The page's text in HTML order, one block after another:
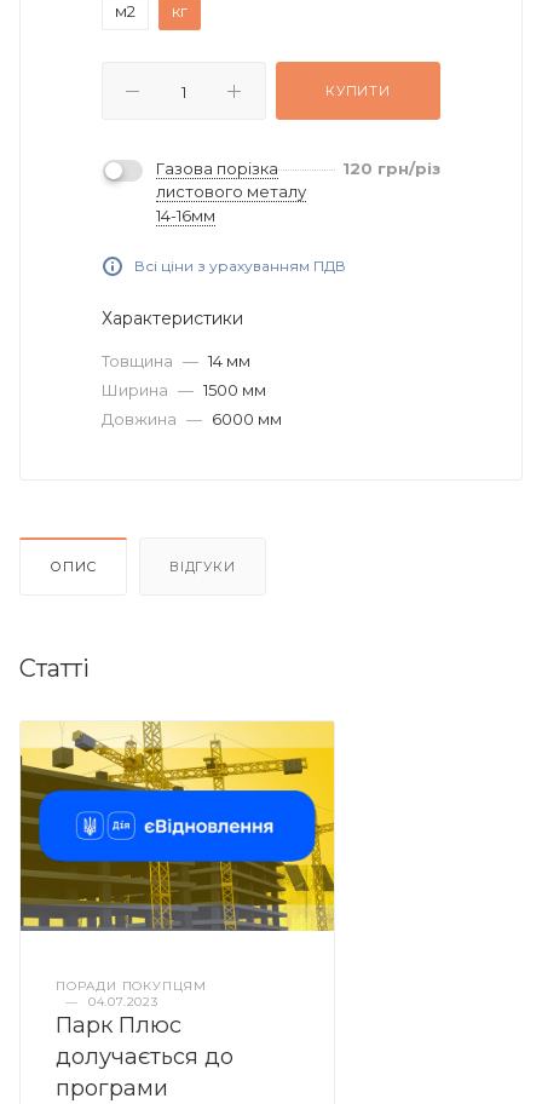
м2
кг
КУПИТИ
Газова порізка
листового металу
14-16мм
120 грн/різ
Всі ціни з урахуванням ПДВ
Характеристики
Товщина — 14 мм
Ширина — 1500 мм
Довжина — 6000 мм
ОПИС ВІДГУКИ
Статті
ПОРАДИ ПОКУПЦЯМ
—
04.07.2023
Парк Плюс
долучається до
програми